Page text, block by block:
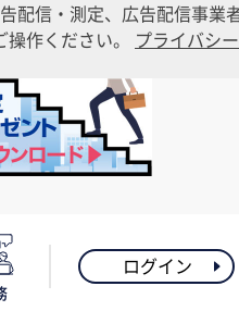
配信・測定、広告配信事業
作ください。 プライバシ
ログイン